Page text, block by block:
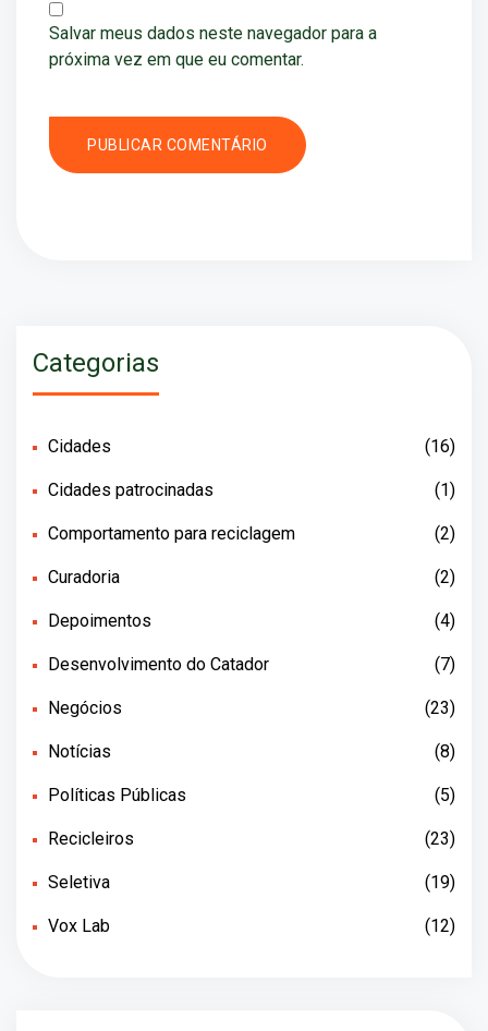
Salvar meus dados neste navegador para a
próxima vez em que eu comentar.
Categorias
Cidades (16)
Cidades patrocinadas (1)
Comportamento para reciclagem (2)
Curadoria (2)
Depoimentos (4)
Desenvolvimento do Catador (7)
Negócios (23)
Notícias (8)
Políticas Públicas (5)
Recicleiros (23)
Seletiva (19)
Vox Lab (12)